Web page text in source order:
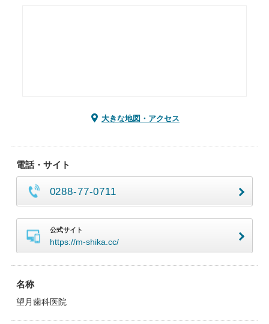
大きな地図・アクセス
電話・サイト
0288-77-0711
公式サイト
https://m-shika.cc/
名称
望月歯科医院